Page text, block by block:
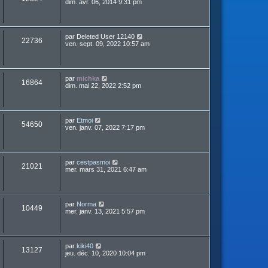
dim. avr. 06, 2014 9:31 pm
22736 par Deleted User 12140
ven. sept. 09, 2022 10:57 am
16864 par michka
dim. mai 22, 2022 2:52 pm
54650 par Etmoi
ven. janv. 07, 2022 7:17 pm
21021 par cestpasmoi
mer. mars 31, 2021 6:47 am
10449 par Norma
mer. janv. 13, 2021 5:57 pm
13127 par kiki40
jeu. déc. 10, 2020 10:04 pm